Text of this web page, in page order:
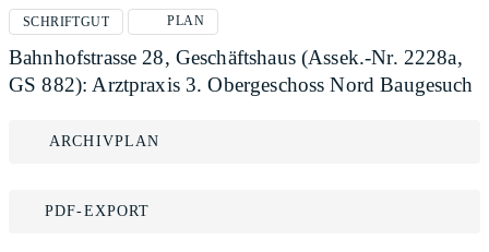
SCHRIFTGUT PLAN
Bahnhofstrasse 28, Geschäftshaus (Assek.-Nr. 2228a,
GS 882): Arztpraxis 3. Obergeschoss Nord Baugesuch
ARCHIVPLAN
PDF-EXPORT